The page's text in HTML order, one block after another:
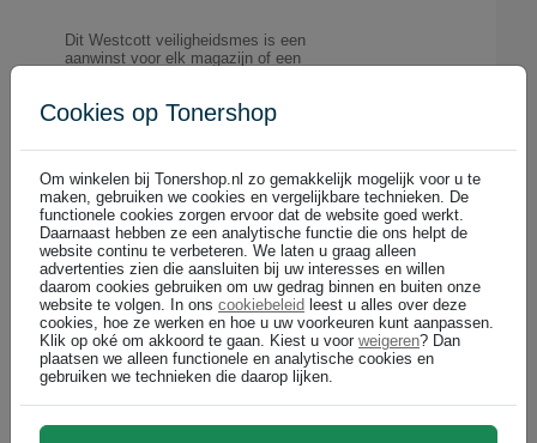
Dit Westcott veiligheidsmes is een
aanwinst voor elk magazijn of een
snijmes heeft een handig haakmodel en
snijdt met het grootste gemak door
diverse verpakkingsmaterialen heen
mes is veilig te gebruiken/hanteren
dankzij het kunststof handvat.
Aantal 1
€ 5,49
€ 4,54 excl p/st
Cookies op Tonershop
Om winkelen bij Tonershop.nl zo gemakkelijk mogelijk voor u te
maken, gebruiken we cookies en vergelijkbare technieken. De
functionele cookies zorgen ervoor dat de website goed werkt.
Daarnaast hebben ze een analytische functie die ons helpt de
website continu te verbeteren. We laten u graag alleen
advertenties zien die aansluiten bij uw interesses en willen
daarom cookies gebruiken om uw gedrag binnen en buiten onze
website te volgen. In ons cookiebeleid leest u alles over deze
cookies, hoe ze werken en hoe u uw voorkeuren kunt aanpassen.
Klik op oké om akkoord te gaan. Kiest u voor weigeren? Dan
plaatsen we alleen functionele en analytische cookies en
gebruiken we technieken die daarop lijken.